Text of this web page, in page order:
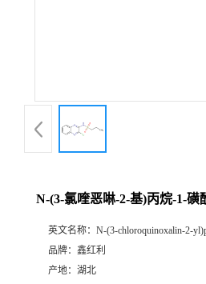
N-(3-氯喹恶啉-2-基)丙烷-1-磺
英文名称： N-(3-chloroquinoxalin-2-
品牌： 鑫红利
产地： 湖北